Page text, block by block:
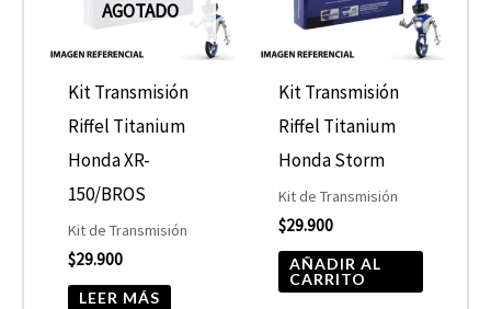
AGOTADO
Kit Transmisión
Riffel Titanium
Honda XR-
150/BROS
Kit de Transmisión
$29.900
LEER MÁS
Kit Transmisión
Riffel Titanium
Honda Storm
Kit de Transmisión
$29.900
AÑADIR AL
CARRITO